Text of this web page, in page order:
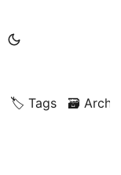
🏷️ Tags 🗃️